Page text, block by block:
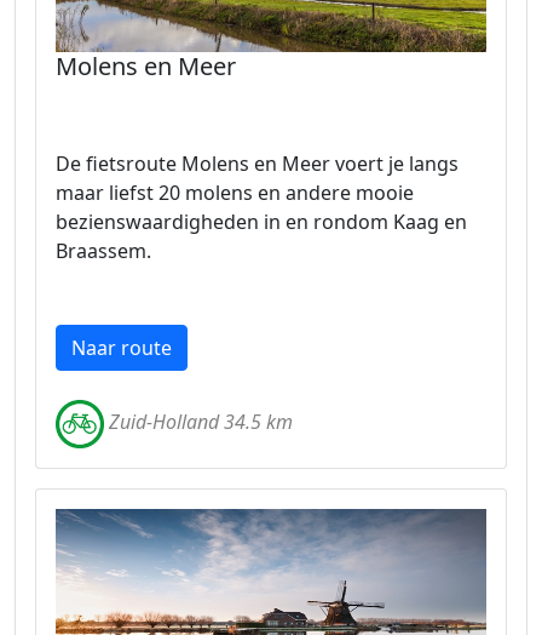
Molens en Meer
De fietsroute Molens en Meer voert je langs
maar liefst 20 molens en andere mooie
bezienswaardigheden in en rondom Kaag en
Braassem.
Naar route
Zuid-Holland 34.5 km